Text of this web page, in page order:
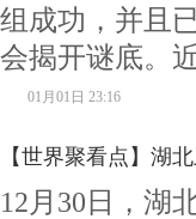
组成功，并且
会揭开谜底。
01月01日 23:16
【世界聚看点】湖
12月30日，湖